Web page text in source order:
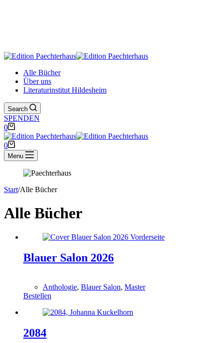
Alle Bücher
Über uns
Literaturinstitut Hildesheim
Search
SPENDEN
Warenkorb
0
Warenkorb
0
Menu
Start/Alle Bücher
Alle Bücher
Blauer Salon 2026
Anthologie, Blauer Salon, Master
Bestellen
2084